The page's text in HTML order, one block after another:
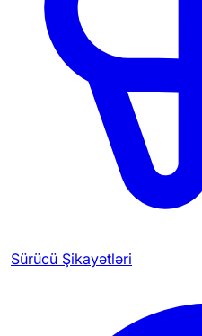
Sürücü Şikayətləri